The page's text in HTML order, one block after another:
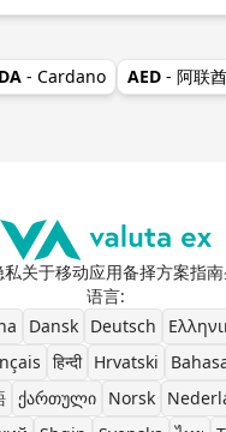
- Cardano AED - 阿联
私关于移动应用备择方案指南
语言:
Dansk Deutsch
हिन्दी Hrvatski
ქართული Norsk